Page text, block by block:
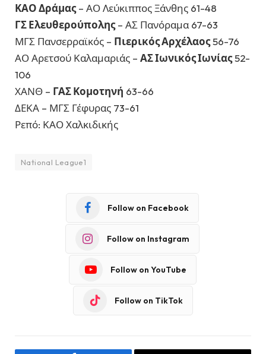
ΚΑΟ Δράμας– ΑΟ Λεύκιππος Ξάνθης 61-48
ΓΣ Ελευθερούπολης– ΑΣ Πανόραμα 67-63
ΜΓΣ Πανσερραϊκός – Πιερικός Αρχέλαος56-76
ΑΟ Αρετσού Καλαμαριάς – ΑΣ Ιωνικός Ιωνίας52-
106
ΧΑΝΘ – ΓΑΣ Κομοτηνή 63-66
ΔΕΚΑ – ΜΓΣ Γέφυρας 73-61
Ρεπό: ΚΑΟ Χαλκιδικής
National League1
Follow on Facebook
Follow on Instagram
Follow on YouTube
Follow on TikTok